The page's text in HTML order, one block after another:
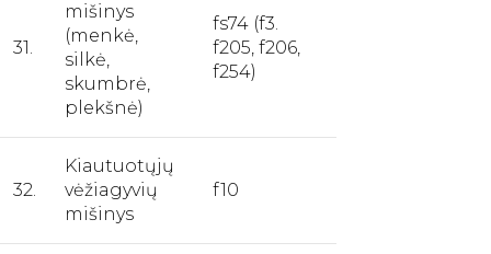
31.
mišinys
(menkė,
silkė,
skumbrė,
plekšnė)
fs74 (f3.
f205, f206,
f254)
32.
Kiautuotųjų
vėžiagyvių
mišinys
f10